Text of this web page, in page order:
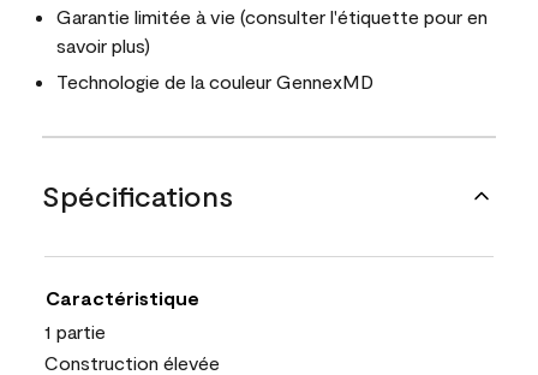
Garantie limitée à vie (consulter l'étiquette pour en
savoir plus)
Technologie de la couleur GennexMD
Spécifications
Caractéristique
1 partie
Construction élevée